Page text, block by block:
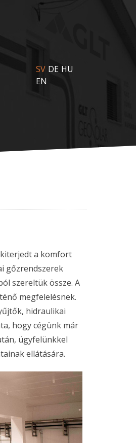
SV DE HU
EN
a komfort
gőzrendszerek
szereltük össze. A
megfelelésnek.
hidraulikai
hogy cégünk már
ügyfelünkkel
ellátására.